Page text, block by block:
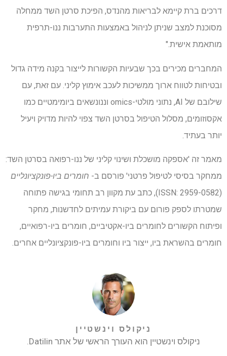
דרכים ברת קיימא לבריאות מהנדס, הפיכת סרטן השד ממחלה
מסוכנת למצב שניתן לניהול באמצעות התערבות ננו-תרפית
מותאמת אישית."
המחברים מכירים בכך שבעיות הקשורות לייצור בקנה מידה גדול
ובטיחות לטווח ארוך ממשיכות לעכב אימוץ קליני. עם זאת, עם
שילובם של AI, נתוני מולטי-omics וננונשאים ביומימטיים כמו
אקסוזומים, מסלול הטיפול בסרטן השד צפוי להיות מדויק ויעיל
יותר בעתיד.
מאמר זה 'אספקה ​​מושכלת ושינוי קליני של ננו-רפואה בסרטן השד:
ממחקר בסיסי לטיפול פרטני' פורסם ב- חומרים ביו-פונקציונליים
(ISSN: 2959-0582),
כתב עת מקוון רב תחומי בגישה פתוחה
שמטרתו לספק פורום עם ביקורת עמיתים לחדשנות, מחקר
ופיתוח הקשורים לחומרים ביו-אקטיביים, חומרים ביו-רפואיים,
חומרים בהשראת ביו, ייצור ביו וחומרים ביו-פונקציונליים אחרים.
ניקולס וינשטיין
ניקולס וינשטיין הוא העורך הראשי של אתר Datilin.